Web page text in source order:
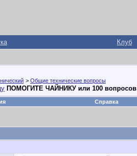
Клуб
> Общие технические вопросы
ПОМОГИТЕ ЧАЙНИКУ или 100
Справка